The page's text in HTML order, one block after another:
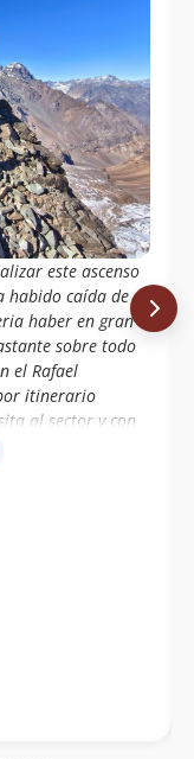
este ascenso
habido caída de
haber en gran
sobre todo
el Rafael
itinerario
al sector y con